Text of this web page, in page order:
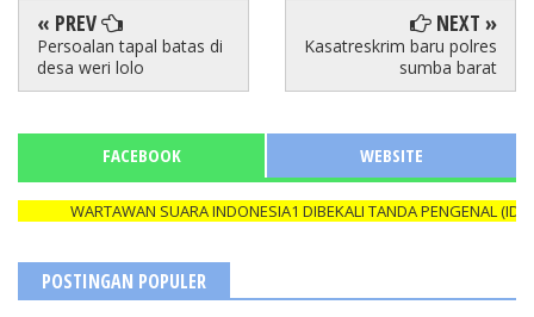
« PREV
Persoalan tapal batas di
desa weri lolo
NEXT »
Kasatreskrim baru polres
sumba barat
FACEBOOK WEBSITE
WARTAWAN SUARA INDONESIA1 DIBEKALI TANDA PENGENAL (ID
POSTINGAN POPULER